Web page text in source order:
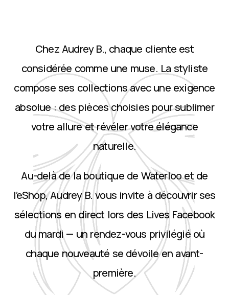
Chez Audrey B., chaque cliente est
considérée comme une muse. La styliste
compose ses collections avec une exigence
absolue : des pièces choisies pour sublimer
votre allure et révéler votre élégance
naturelle.
Au-delà de la boutique de Waterloo et de
l’eShop, Audrey B. vous invite à découvrir ses
sélections en direct lors des Lives Facebook
du mardi — un rendez-vous privilégié où
chaque nouveauté se dévoile en avant-
première.